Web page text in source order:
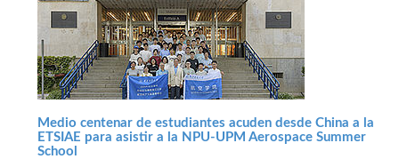
Medio centenar de estudiantes acuden desde China a la
ETSIAE para asistir a la NPU-UPM Aerospace Summer
School